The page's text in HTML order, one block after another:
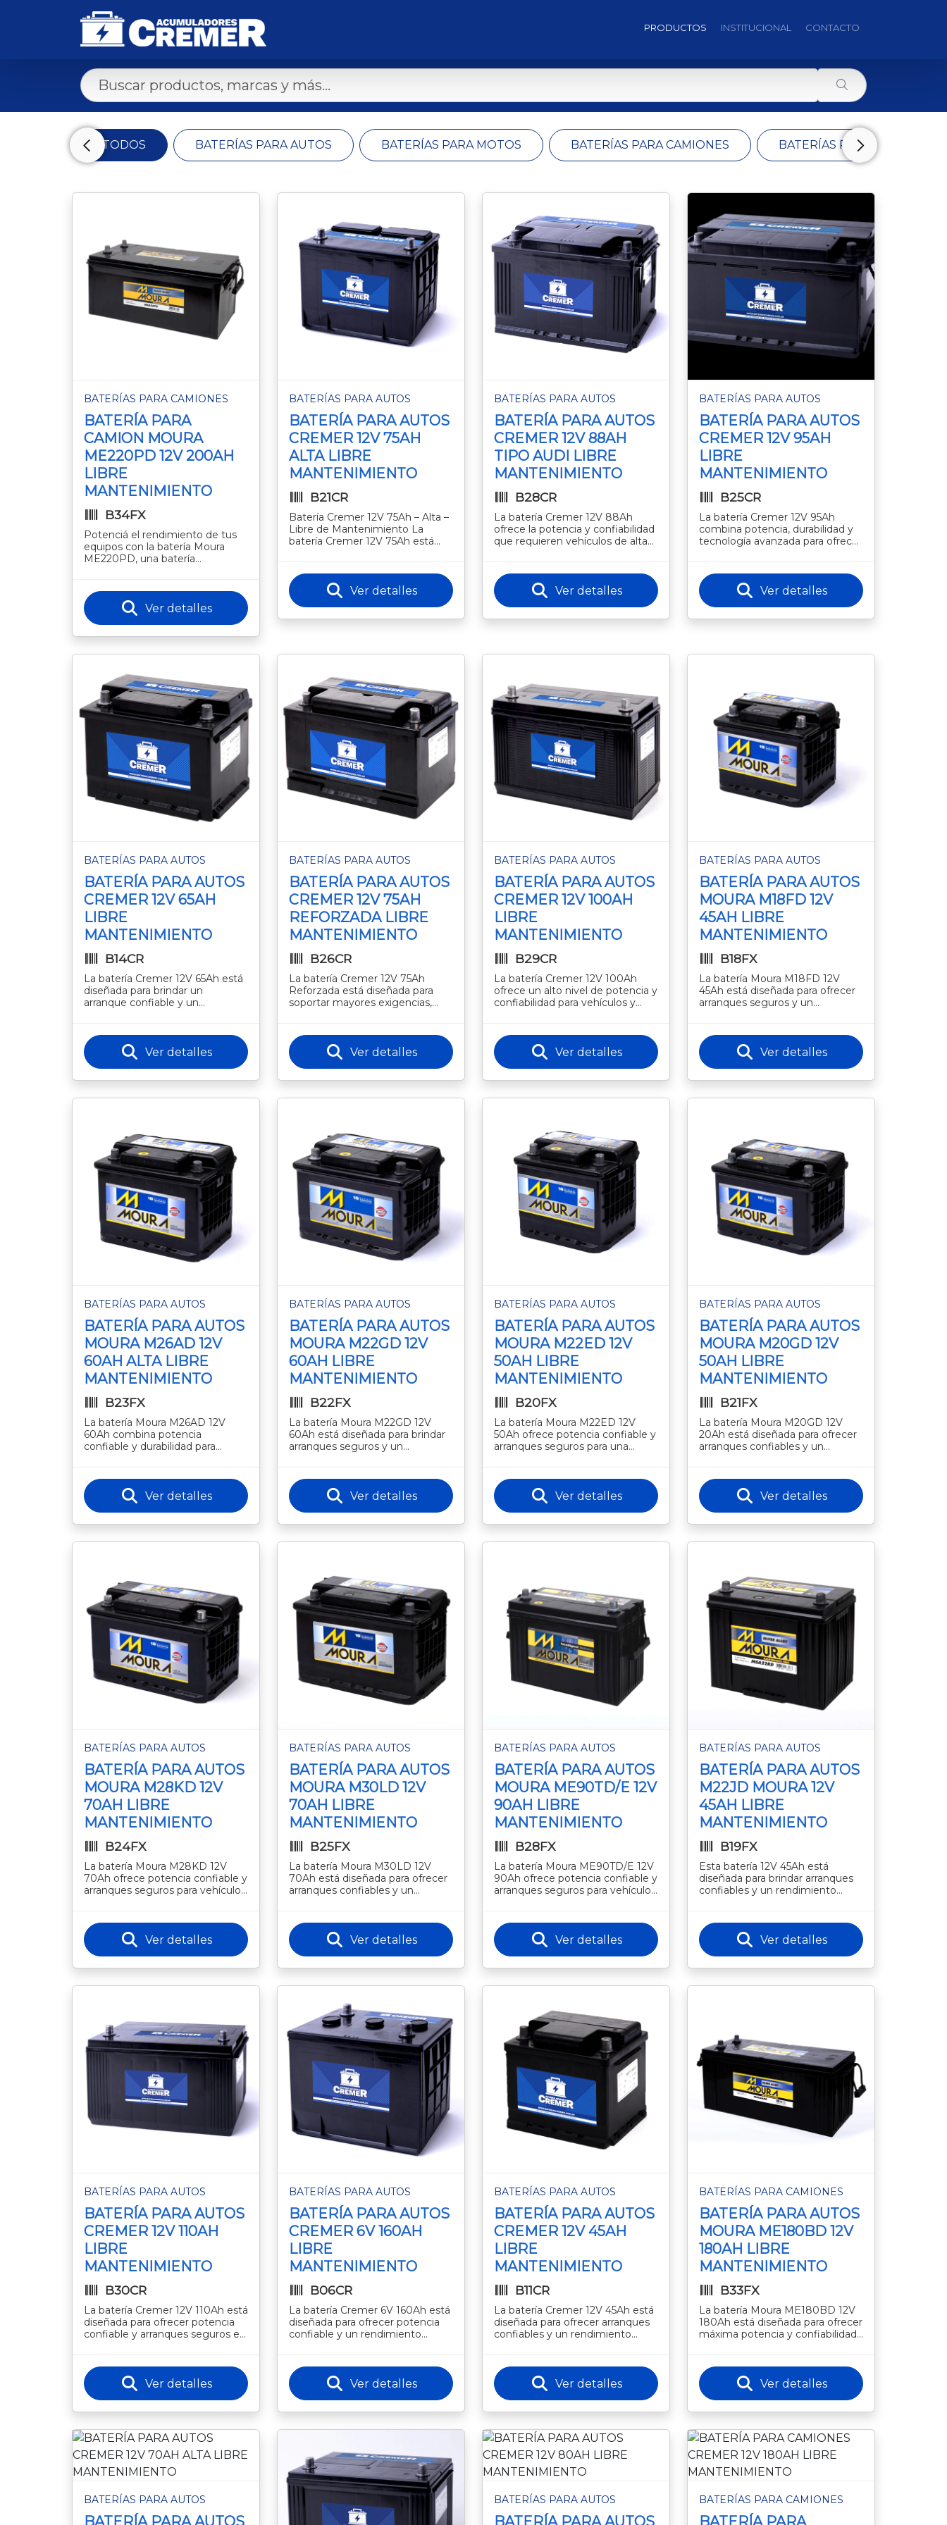
PRODUCTOS INSTITUCIONAL CONTACTO
TODOS BATERÍAS PARA AUTOS BATERÍAS PARA MOTOS BATERÍAS PARA CAMIONES BATERÍAS PARA EL AGRO
BATERÍAS PARA CAMIONES
BATERÍA PARA
CAMION MOURA
ME220PD 12V 200AH
LIBRE
MANTENIMIENTO
B34FX
Potenciá el rendimiento de tus
equipos con la batería Moura
ME220PD, una batería
confiabl
Ver detalles
BATERÍAS PARA AUTOS
BATERÍA PARA AUTOS
CREMER 12V 75AH
ALTA LIBRE
MANTENIMIENTO
B21CR
Batería Cremer 12V 75Ah – Alta –
Libre de Mantenimiento La
batería Cremer 12V 75Ah está
Ver detalles
BATERÍAS PARA AUTOS
BATERÍA PARA AUTOS
CREMER 12V 88AH
TIPO AUDI LIBRE
MANTENIMIENTO
B28CR
La batería Cremer 12V 88Ah
ofrece la potencia y confiabilidad
que requieren vehículos de alta
tecnolo
Ver detalles
BATERÍAS PARA AUTOS
BATERÍA PARA AUTOS
CREMER 12V 95AH
LIBRE
MANTENIMIENTO
B25CR
La batería Cremer 12V 95Ah
combina potencia, durabilidad y
tecnología avanzada para ofrecer
mome
Ver detalles
BATERÍAS PARA AUTOS
BATERÍA PARA AUTOS
CREMER 12V 65AH
LIBRE
MANTENIMIENTO
B14CR
La batería Cremer 12V 65Ah está
diseñada para brindar un
arranque confiable y un
tecnología
Ver detalles
BATERÍAS PARA AUTOS
BATERÍA PARA AUTOS
CREMER 12V 75AH
REFORZADA LIBRE
MANTENIMIENTO
B26CR
La batería Cremer 12V 75Ah
Reforzada está diseñada para
soportar mayores exigencias,
Ver detalles
BATERÍAS PARA AUTOS
BATERÍA PARA AUTOS
CREMER 12V 100AH
LIBRE
MANTENIMIENTO
B29CR
La batería Cremer 12V 100Ah
ofrece un alto nivel de potencia y
confiabilidad para vehículos y
Ver detalles
BATERÍAS PARA AUTOS
BATERÍA PARA AUTOS
MOURA M18FD 12V
45AH LIBRE
MANTENIMIENTO
B18FX
La batería Moura M18FD 12V
45Ah está diseñada para ofrecer
arranques seguros y un
Gracias a
Ver detalles
BATERÍAS PARA AUTOS
BATERÍA PARA AUTOS
MOURA M26AD 12V
60AH ALTA LIBRE
MANTENIMIENTO
B23FX
La batería Moura M26AD 12V
60Ah combina potencia
confiable y durabilidad para
tipo de cond
Ver detalles
BATERÍAS PARA AUTOS
BATERÍA PARA AUTOS
MOURA M22GD 12V
60AH LIBRE
MANTENIMIENTO
B22FX
La batería Moura M22GD 12V
60Ah está diseñada para brindar
arranques seguros y un
prestaciones. Su tecn
Ver detalles
BATERÍAS PARA AUTOS
BATERÍA PARA AUTOS
MOURA M22ED 12V
50AH LIBRE
MANTENIMIENTO
B20FX
La batería Moura M22ED 12V
50Ah ofrece potencia confiable y
arranques seguros para una
Ver detalles
BATERÍAS PARA AUTOS
BATERÍA PARA AUTOS
MOURA M20GD 12V
50AH LIBRE
MANTENIMIENTO
B21FX
La batería Moura M20GD 12V
20Ah está diseñada para ofrecer
arranques confiables y un
tecno
Ver detalles
BATERÍAS PARA AUTOS
BATERÍA PARA AUTOS
MOURA M28KD 12V
70AH LIBRE
MANTENIMIENTO
B24FX
La batería Moura M28KD 12V
70Ah ofrece potencia confiable y
arranques seguros para vehículos
Ver detalles
BATERÍAS PARA AUTOS
BATERÍA PARA AUTOS
MOURA M30LD 12V
70AH LIBRE
MANTENIMIENTO
B25FX
La batería Moura M30LD 12V
70Ah está diseñada para ofrecer
arranques confiables y un
estable
Ver detalles
BATERÍAS PARA AUTOS
BATERÍA PARA AUTOS
MOURA ME90TD/E 12V
90AH LIBRE
MANTENIMIENTO
B28FX
La batería Moura ME90TD/E 12V
90Ah ofrece potencia confiable y
arranques seguros para vehículos
Ver detalles
BATERÍAS PARA AUTOS
BATERÍA PARA AUTOS
M22JD MOURA 12V
45AH LIBRE
MANTENIMIENTO
B19FX
Esta batería 12V 45Ah está
diseñada para brindar arranques
confiables y un rendimiento
Mod
Ver detalles
BATERÍAS PARA AUTOS
BATERÍA PARA AUTOS
CREMER 12V 110AH
LIBRE
MANTENIMIENTO
B30CR
La batería Cremer 12V 110Ah está
diseñada para ofrecer potencia
confiable y arranques seguros en
Ver detalles
BATERÍAS PARA AUTOS
BATERÍA PARA AUTOS
CREMER 6V 160AH
LIBRE
MANTENIMIENTO
B06CR
La batería Cremer 6V 160Ah está
diseñada para ofrecer potencia
confiable y un rendimiento
Ver detalles
BATERÍAS PARA AUTOS
BATERÍA PARA AUTOS
CREMER 12V 45AH
LIBRE
MANTENIMIENTO
B11CR
La batería Cremer 12V 45Ah está
diseñada para ofrecer arranques
confiables y un rendimiento
Ver detalles
BATERÍAS PARA CAMIONES
BATERÍA PARA AUTOS
MOURA ME180BD 12V
180AH LIBRE
MANTENIMIENTO
B33FX
La batería Moura ME180BD 12V
180Ah está diseñada para ofrecer
máxima potencia y confiabilidad
Ver detalles
BATERÍAS PARA AUTOS
BATERÍA PARA AUTOS
BATERÍAS PARA AUTOS
BATERÍA PARA AUTOS
BATERÍAS PARA CAMIONES
BATERÍA PARA